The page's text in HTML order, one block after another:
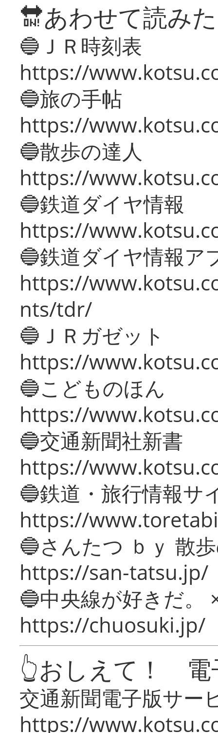
🔛あわせて読み
🔵ＪＲ時刻表
https://
🔵旅の手帖
https://
🔵散歩の達人
https://
🔵鉄道ダイヤ情報
https://
🔵鉄道ダイヤ情報ア
https://
nts/tdr/
🔵ＪＲガゼット
https://
🔵こどものほん
https://
🔵交通新聞社新書
https://
🔵鉄道・旅行情報サ
https://
🔵さんたつ ｂｙ 散
https://san-tatsu.jp/
🔵中央線が好きだ。
https://chuosuki.jp/
👆おしえて！ 電
交通新聞電子版サー
https://